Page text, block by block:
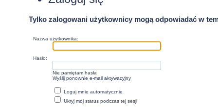
Tylko zalogowani użytkownicy mogą odpowiadać w
Nazwa użytkownika:
Hasło:
Nie pamiętam hasła
Wyślij ponownie e-mail aktywacyjny
Loguj mnie automatycznie
Ukryj mój status podczas tej sesji